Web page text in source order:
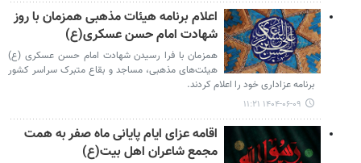
اعلام برنامه هیئات مذهبی همزمان با روز
شهادت امام حسن عسکری(ع)
همزمان با فرا رسیدن شهادت امام حسن عسکری (ع)
هیئت‌های مذهبی، مساجد و بقاع متبرک سراسر کشور
برنامه عزاداری خود را اعلام کردند.
۱۴۰۴-۰۶-۰۹ ۱۱:۲۱
اقامه عزای ایام پایانی ماه صفر به همت
مجمع شاعران اهل بیت(ع)